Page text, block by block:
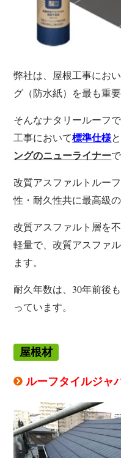
弊社は、屋根工事にお
グ（防水紙）を最も重
そんなナタリールーフ
工事において標準仕様
ングのニューライナー
改質アスファルトルー
性・耐久性共に最高級
改質アスファルト層を
軽量で、改質アスファ
ます。
耐久年数は、30年前後
っています。
屋根材
ルーフタイルジ